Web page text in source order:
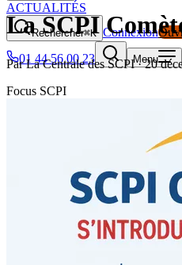
ACTUALITÉS
Rechercher⌘K Connexion
01 44 56 00 23
Menu
La SCPI
Par La Centrale des SCPI·20
Focus SCPI